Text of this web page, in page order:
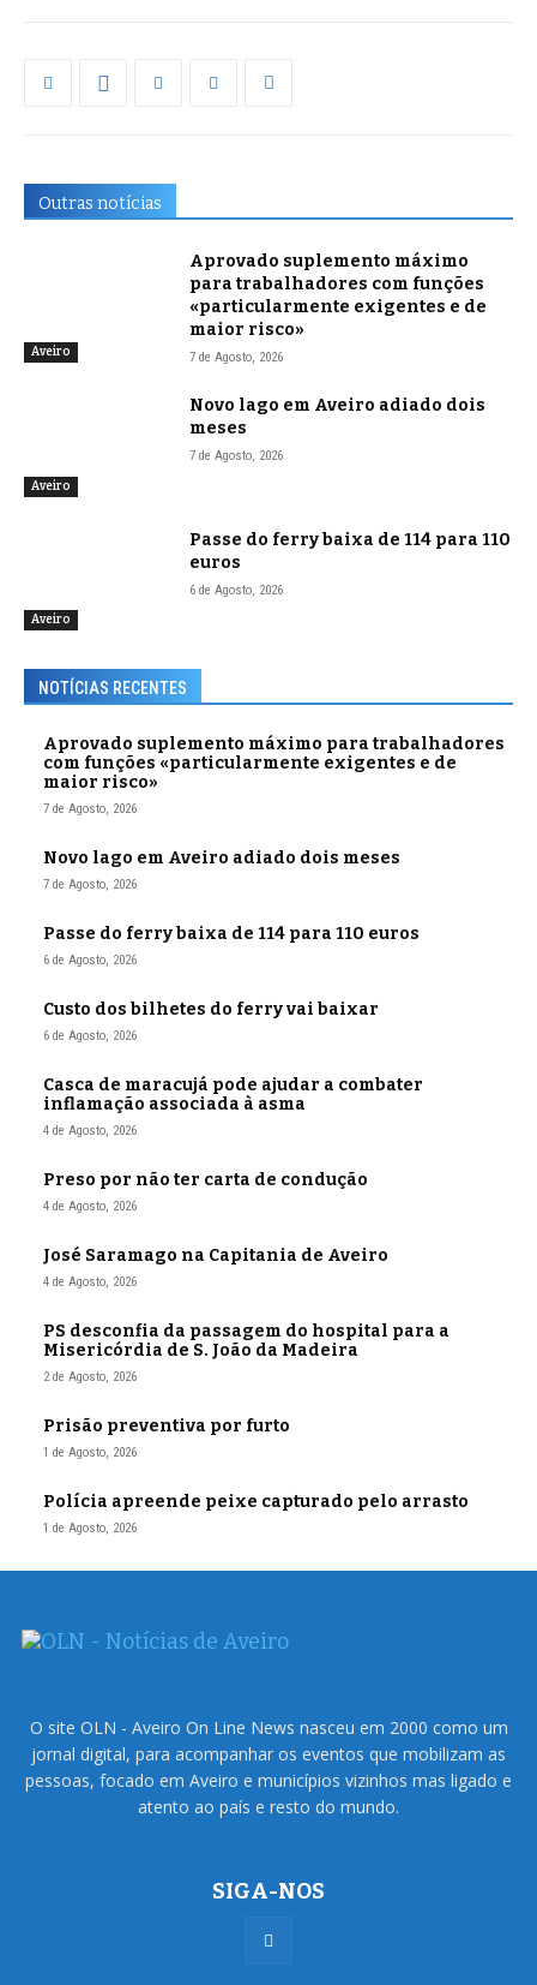
Outras notícias
Aveiro
Aprovado suplemento máximo
para trabalhadores com funções
«particularmente exigentes e de
maior risco»
7 de Agosto, 2026
Aveiro
Novo lago em Aveiro adiado dois
meses
7 de Agosto, 2026
Aveiro
Passe do ferry baixa de 114 para 110
euros
6 de Agosto, 2026
NOTÍCIAS RECENTES
Aprovado suplemento máximo para trabalhadores
com funções «particularmente exigentes e de
maior risco»
7 de Agosto, 2026
Novo lago em Aveiro adiado dois meses
7 de Agosto, 2026
Passe do ferry baixa de 114 para 110 euros
6 de Agosto, 2026
Custo dos bilhetes do ferry vai baixar
6 de Agosto, 2026
Casca de maracujá pode ajudar a combater
inflamação associada à asma
4 de Agosto, 2026
Preso por não ter carta de condução
4 de Agosto, 2026
José Saramago na Capitania de Aveiro
4 de Agosto, 2026
PS desconfia da passagem do hospital para a
Misericórdia de S. João da Madeira
2 de Agosto, 2026
Prisão preventiva por furto
1 de Agosto, 2026
Polícia apreende peixe capturado pelo arrasto
1 de Agosto, 2026
O site OLN - Aveiro On Line News nasceu em 2000 como um
jornal digital, para acompanhar os eventos que mobilizam as
pessoas, focado em Aveiro e municípios vizinhos mas ligado e
atento ao país e resto do mundo.
SIGA-NOS